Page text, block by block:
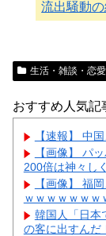
流出騒動
生活・雑談・恋愛
おすすめ人気記
【速報】 中
【画像】 パ
200倍は神々し
【画像】 福
ｗｗｗｗｗｗｗ
韓国人「日本
の客に出すん